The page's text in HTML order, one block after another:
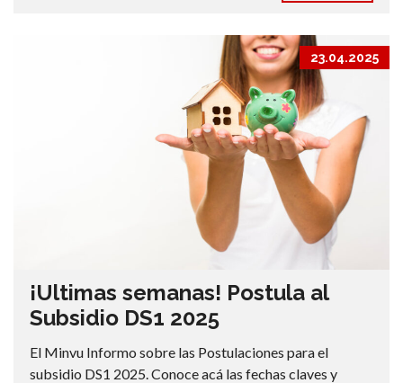
23.04.2025
¡Ultimas semanas! Postula al
Subsidio DS1 2025
El Minvu Informo sobre las Postulaciones para el
subsidio DS1 2025. Conoce acá las fechas claves y